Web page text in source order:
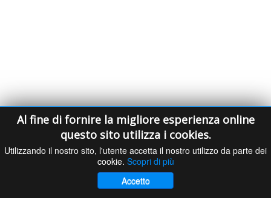
Al fine di fornire la migliore esperienza online
questo sito utilizza i cookies.
Utilizzando il nostro sito, l'utente accetta il nostro utilizzo da parte dei
cookie. Scopri di più
Accetto